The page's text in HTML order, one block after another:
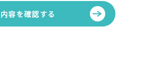
容を確認する